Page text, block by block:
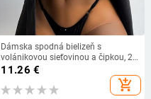
Dámska spodná bielizeň s
volánikovou sieťovinou a čipkou, 2-
dielna spodná bielizeň, priehľadné
podprsenky, nohavičky, súpravy,
biele, sexy, bezšvové, 4,7 cm, dámy
11.26 €
add_shopping_cart